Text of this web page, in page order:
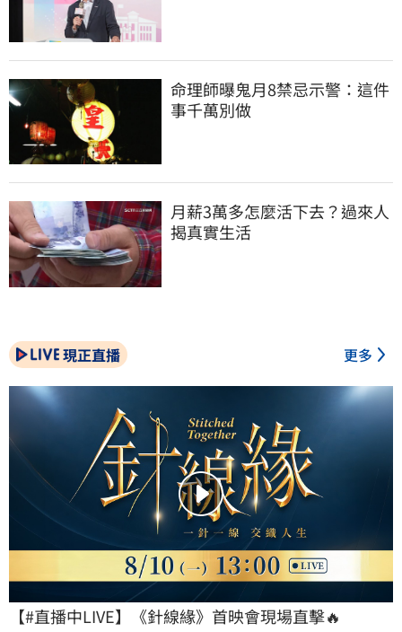
命理師曝鬼月8禁忌示警：這件
事千萬別做
月薪3萬多怎麼活下去？過來人
揭真實生活
現正直播 更多
【#直播中LIVE】《針線緣》首映會現場直擊🔥